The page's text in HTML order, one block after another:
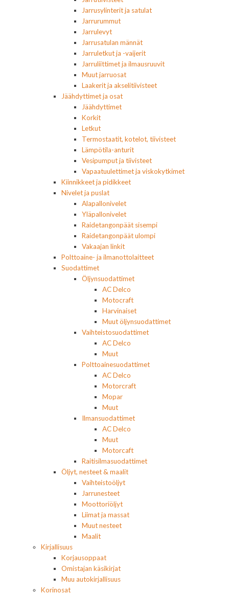
Jarrusylinterit ja satulat
Jarrurummut
Jarrulevyt
Jarrusatulan männät
Jarruletkut ja -vaijerit
Jarruliittimet ja ilmausruuvit
Muut jarruosat
Laakerit ja akselitiivisteet
Jäähdyttimet ja osat
Jäähdyttimet
Korkit
Letkut
Termostaatit, kotelot, tiivisteet
Lämpötila-anturit
Vesipumput ja tiivisteet
Vapaatuulettimet ja viskokytkimet
Kiinnikkeet ja pidikkeet
Nivelet ja puslat
Alapallonivelet
Yläpallonivelet
Raidetangonpäät sisempi
Raidetangonpäät ulompi
Vakaajan linkit
Polttoaine- ja ilmanottolaitteet
Suodattimet
Öljynsuodattimet
AC Delco
Motocraft
Harvinaiset
Muut öljynsuodattimet
Vaihteistosuodattimet
AC Delco
Muut
Polttoainesuodattimet
AC Delco
Motorcraft
Mopar
Muut
Ilmansuodattimet
AC Delco
Muut
Motorcaft
Raitisilmasuodattimet
Öljyt, nesteet & maalit
Vaihteistoöljyt
Jarrunesteet
Moottoriöljyt
Liimat ja massat
Muut nesteet
Maalit
Kirjallisuus
Korjausoppaat
Omistajan käsikirjat
Muu autokirjallisuus
Korinosat